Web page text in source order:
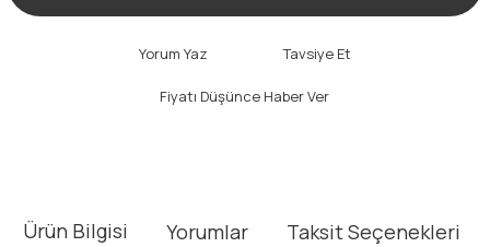
Yorum Yaz Tavsiye Et
Fiyatı Düşünce Haber Ver
Ürün Bilgisi Yorumlar Taksit Seçenekleri